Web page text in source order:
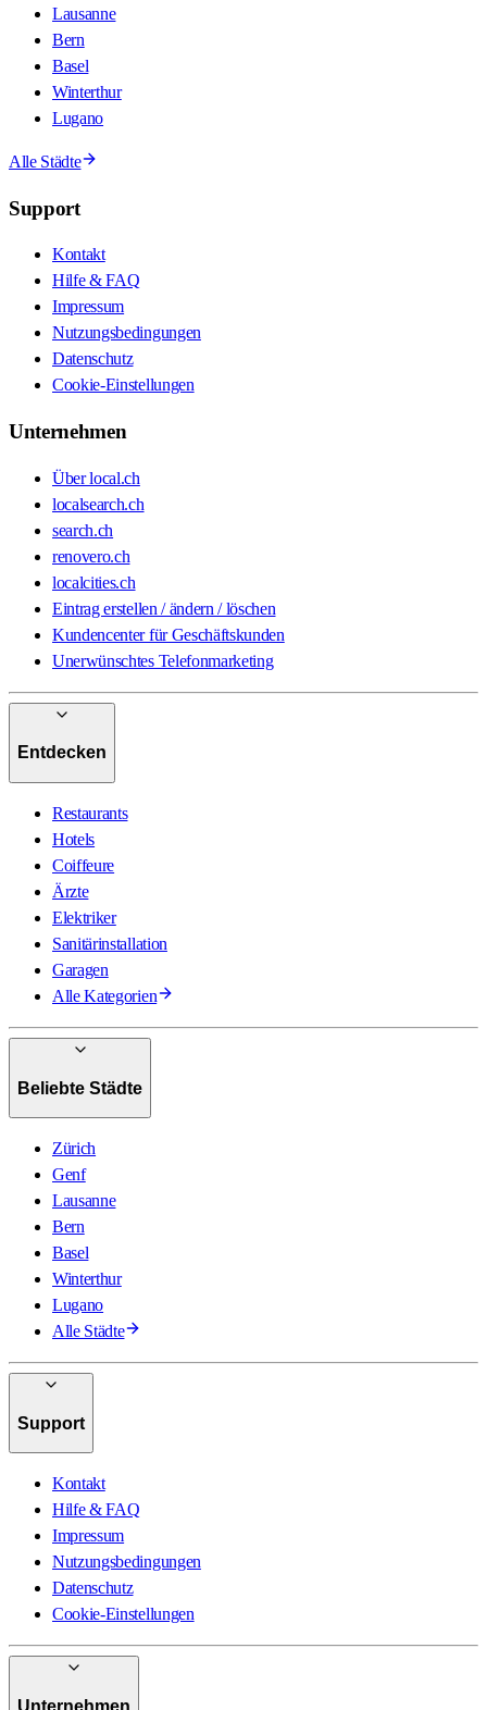
Lausanne
Bern
Basel
Winterthur
Lugano
Alle Städte
Support
Kontakt
Hilfe & FAQ
Impressum
Nutzungsbedingungen
Datenschutz
Cookie-Einstellungen
Unternehmen
Über local.ch
localsearch.ch
search.ch
renovero.ch
localcities.ch
Eintrag erstellen / ändern / löschen
Kundencenter für Geschäftskunden
Unerwünschtes Telefonmarketing
Entdecken
Restaurants
Hotels
Coiffeure
Ärzte
Elektriker
Sanitärinstallation
Garagen
Alle Kategorien
Beliebte Städte
Zürich
Genf
Lausanne
Bern
Basel
Winterthur
Lugano
Alle Städte
Support
Kontakt
Hilfe & FAQ
Impressum
Nutzungsbedingungen
Datenschutz
Cookie-Einstellungen
Unternehmen